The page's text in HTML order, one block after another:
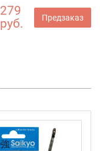
279
руб.
Предзаказ